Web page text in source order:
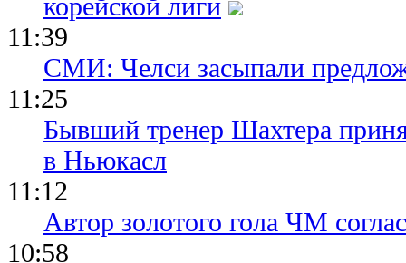
корейской лиги
11:39
СМИ: Челси засыпали
11:25
Бывший тренер Шахтера
в Ньюкасл
11:12
Автор золотого гола ЧМ
10:58